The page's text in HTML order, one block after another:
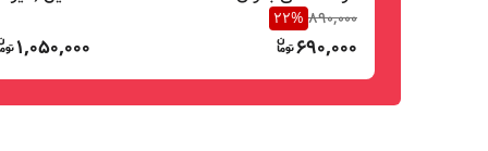
890,000
22%
690,000
1,050,000